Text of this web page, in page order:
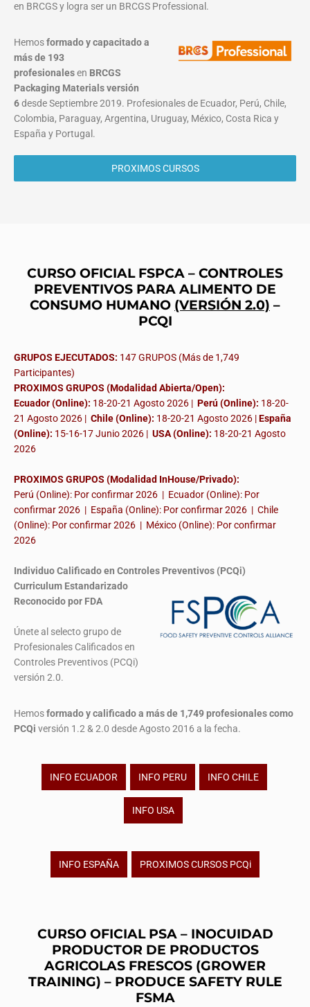
en BRCGS y logra ser un BRCGS Professional.
Hemosformado y capacitado a
más de 193
profesionalesen BRCGS
Packaging Materialsversión
6desde Septiembre 2019. Profesionales de Ecuador, Perú, Chile,
Colombia, Paraguay, Argentina, Uruguay, México, Costa Rica y
España y Portugal.
PROXIMOS CURSOS
CURSO OFICIAL FSPCA – CONTROLES
PREVENTIVOS PARA ALIMENTO DE
CONSUMO HUMANO (VERSIÓN 2.0) –
PCQI
GRUPOS EJECUTADOS: 147 GRUPOS (Más de 1,749
Participantes)
PROXIMOS GRUPOS (Modalidad Abierta/Open):
Ecuador (Online): 18-20-21 Agosto 2026 | Perú (Online): 18-20-
21 Agosto 2026 | Chile (Online): 18-20-21 Agosto 2026 |España
(Online): 15-16-17 Junio 2026 | USA (Online): 18-20-21 Agosto
2026
PROXIMOS GRUPOS (Modalidad InHouse/Privado):
Perú (Online): Por confirmar 2026 | Ecuador (Online): Por
confirmar 2026 | España (Online): Por confirmar 2026 | Chile
(Online): Por confirmar 2026 | México (Online): Por confirmar
2026
Individuo Calificado en Controles Preventivos (PCQi)
Curriculum Estandarizado
Reconocido por FDA
Únete al selecto grupo de
Profesionales Calificados en
Controles Preventivos (PCQi)
versión 2.0.
Hemosformado y calificado a más de 1,749 profesionalescomo
PCQi versión 1.2 & 2.0 desde Agosto 2016 a la fecha.
INFO ECUADOR INFO PERU INFO CHILE
INFO USA
INFO ESPAÑA PROXIMOS CURSOS PCQi
CURSO OFICIAL PSA – INOCUIDAD
PRODUCTOR DE PRODUCTOS
AGRICOLAS FRESCOS (GROWER
TRAINING) – PRODUCE SAFETY RULE
FSMA